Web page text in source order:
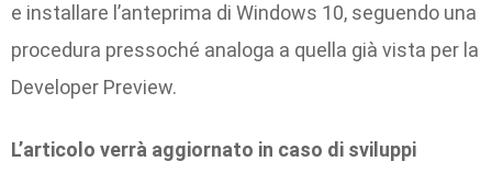
e installare l’anteprima di Windows 10, seguendo una
procedura pressoché analoga a quella già vista per la
Developer Preview.
L’articolo verrà aggiornato in caso di sviluppi